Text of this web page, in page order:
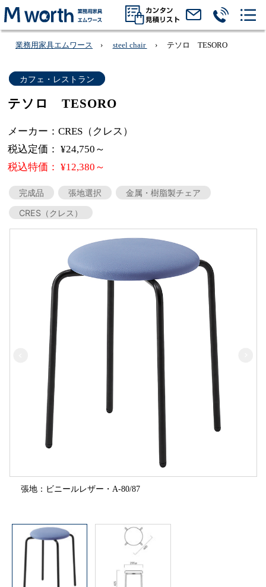
業務用家具エムワース steel chair テソロ TESORO
カフェ・レストラン
テソロ TESORO
メーカー：CRES（クレス）
税込定価： ¥24,750～
税込特価： ¥12,380～
完成品 張地選択
金属・樹脂製チェア
CRES（クレス）
張地：ビニールレザー・A-80/87